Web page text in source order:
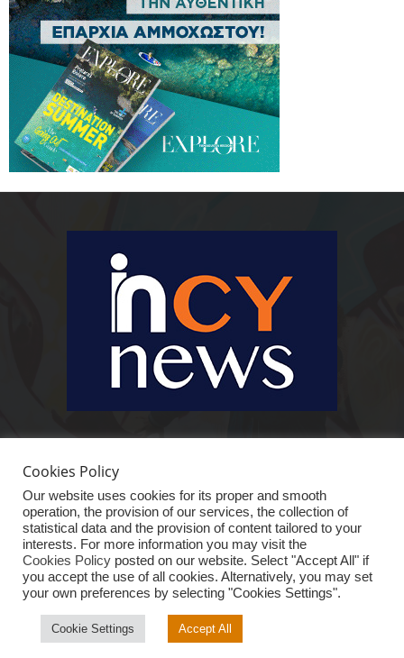
είστε πραγματικά in cynews στην επικαιρότητα.
ΑΡΧΙΚΗ ΕΙΔΗΣΕΙΣ ΚΥΠΡΟΣ ΚΟΣΜΟΣ
ΟΙΚΟΝΟΜΙΑ
VIRAL
ΑΠΟΨΗ ΕΠΙΧΕΙΡΗΜΑΤΙΚΟ “iN”
Cookies Policy
Our website uses cookies for its proper and smooth
operation, the provision of our services, the collection of
statistical data and the provision of content tailored to your
interests. For more information you may visit the
Cookies Policy posted on our website. Select "Accept All" if
you accept the use of all cookies. Alternatively, you may set
your own preferences by selecting "Cookies Settings".
Cookie Settings Accept All